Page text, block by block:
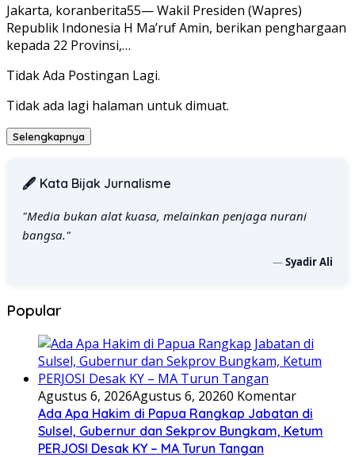
Jakarta, koranberita55— Wakil Presiden (Wapres)
Republik Indonesia H Ma’ruf Amin, berikan penghargaan
kepada 22 Provinsi,…
Tidak Ada Postingan Lagi.
Tidak ada lagi halaman untuk dimuat.
Selengkapnya
🖋️ Kata Bijak Jurnalisme
"Media bukan alat kuasa, melainkan penjaga nurani
bangsa."
—Syadir Ali
Popular
Agustus 6, 2026Agustus 6, 20260 Komentar
Ada Apa Hakim di Papua Rangkap Jabatan di
Sulsel, Gubernur dan Sekprov Bungkam, Ketum
PERJOSI Desak KY – MA Turun Tangan